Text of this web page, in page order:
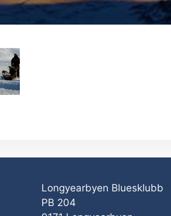
Longyearbyen Bluesklubb
PB 204